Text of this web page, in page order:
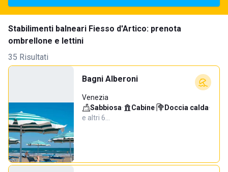
Stabilimenti balneari Fiesso d'Artico: prenota
ombrellone e lettini
35 Risultati
Bagni Alberoni
Venezia
Sabbiosa· Cabine· Doccia calda·
e altri 6…